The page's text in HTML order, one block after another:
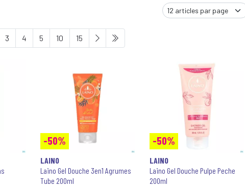
3 4 5 10 15
-50%
LAINO
Laino Gel Douche 3en1 Agrumes
Tube 200ml
-50%
LAINO
Laino Gel Douche Pulpe Peche
200ml